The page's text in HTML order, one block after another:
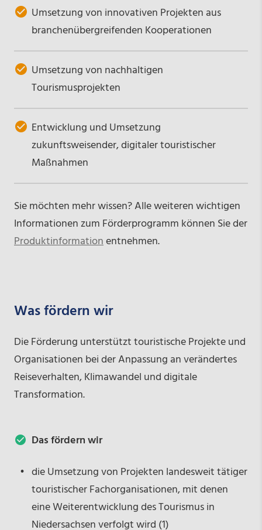
Umsetzung von innovativen Projekten aus
branchenübergreifenden Kooperationen
Umsetzung von nachhaltigen
Tourismusprojekten
Entwicklung und Umsetzung
zukunftsweisender, digitaler touristischer
Maßnahmen
Sie möchten mehr wissen? Alle weiteren wichtigen
Informationen zum Förderprogramm können Sie der
Produktinformationentnehmen.
Was fördern wir
Die Förderung unterstützt touristische Projekte und
Organisationen bei der Anpassung an verändertes
Reiseverhalten, Klimawandel und digitale
Transformation.
Das fördern wir
die Umsetzung von Projekten landesweit tätiger
touristischer Fachorganisationen, mit denen
eine Weiterentwicklung des Tourismus in
Niedersachsen verfolgt wird (1)